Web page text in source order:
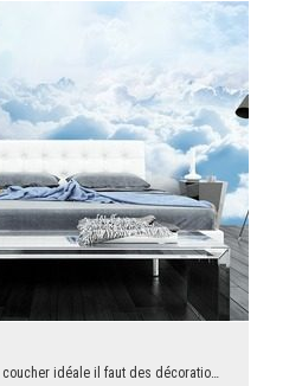
Pour la chambre à coucher idéale il faut des décorations délicates, grâce auxquelles le sommeil e...